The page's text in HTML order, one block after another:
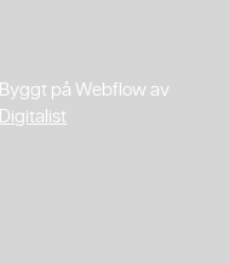
Byggt på Webflow av
Digitalist